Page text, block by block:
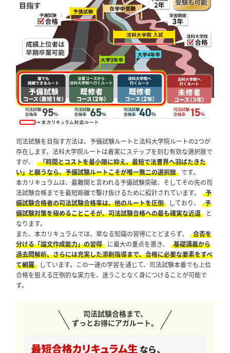
司法試験を目指す方法は、予備試験ルートと法科大学院ルートの2つが
存在します。法科大学院ルートは着実にステップを刻む有効な選択肢で
すが、
「時間とコストを最小限に抑え、最短で法曹界へ羽ばたきた
い」と願うなら、予備試験ルートこそが唯一無二の選択肢
です。
本カリキュラムは、最難関と言われる予備試験突破、そしてその先の司
法試験合格までを最短距離で駆け抜けるために設計されています。
予
備試験合格者の司法試験合格率は、他のルートを圧倒
しており、
予
備試験対策を極めることこそが、司法試験合格への最も確実な近道
と
なります。
また、本カリキュラムでは、単なる知識の習得にとどまらず、
合否を
分ける「論文作成能力」の習得
に最大の重点を置き、
基礎講義から
過去問解析、さらには充実した添削指導まで、合格に必要な要素をすべ
て網羅
しています。この一連の学習を通じて、司法試験本番でも上位
合格を狙える圧倒的な実力を、迷うことなく身につけることが可能で
す。
司法試験合格まで、
ずっとお得にアガルート。